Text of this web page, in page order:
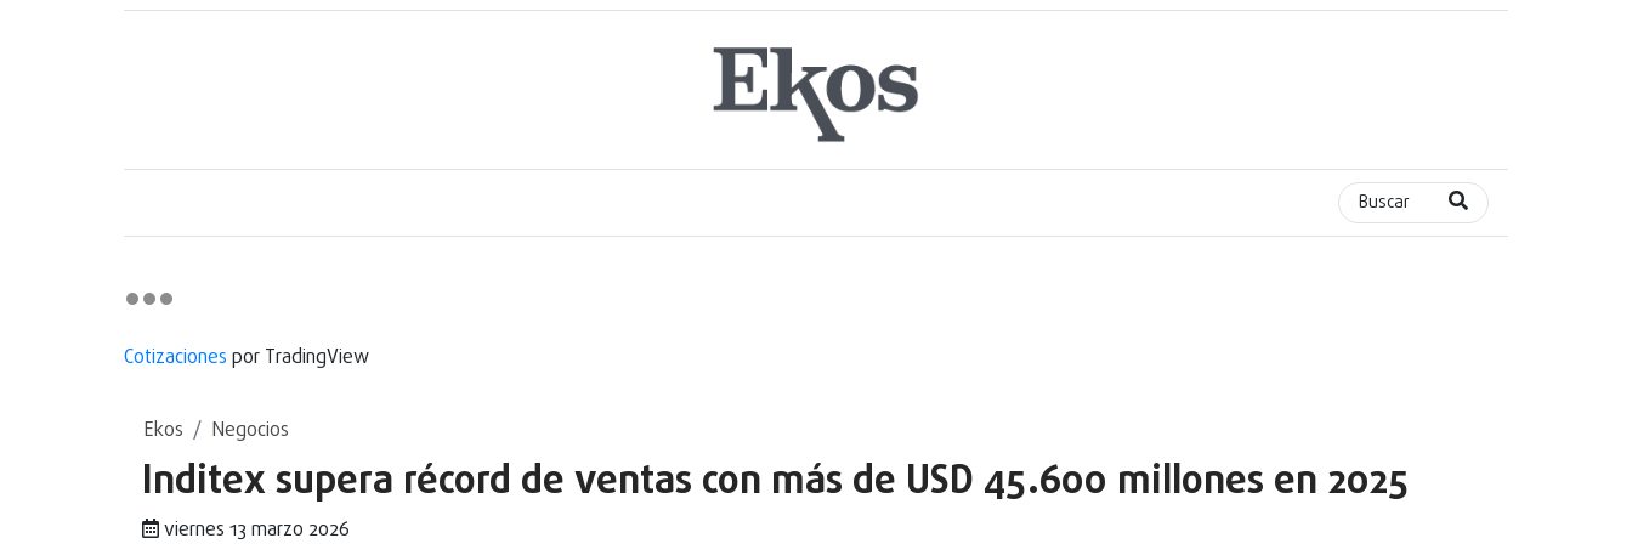
Buscar
Cotizaciones por TradingView
Ekos Negocios
Inditex supera récord de ventas con más de USD 45.600 millones en 2025
viernes 13 marzo 2026